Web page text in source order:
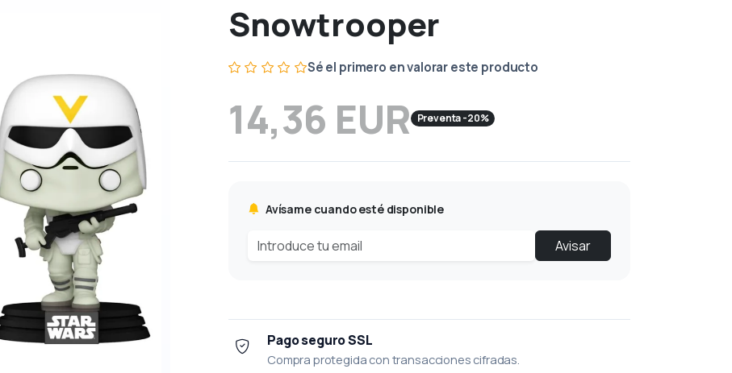
Snowtrooper
Sé el primero en valorar este producto
14,36 EUR Preventa -20%
Avísame cuando esté disponible
Avisar
Pago seguro SSL
Compra protegida con transacciones cifradas.